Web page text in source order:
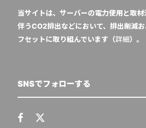
当サイトは、サーバーの電力使用と取
伴うCO2排出などにおいて、排出削減
フセットに取り組んでいます（詳細）。
SNSでフォローする